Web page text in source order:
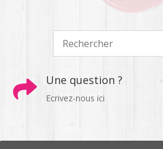
 Une question ?
Ecrivez-nous ici